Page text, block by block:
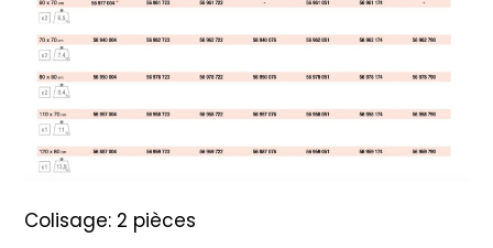
Colisage: 2 pièces